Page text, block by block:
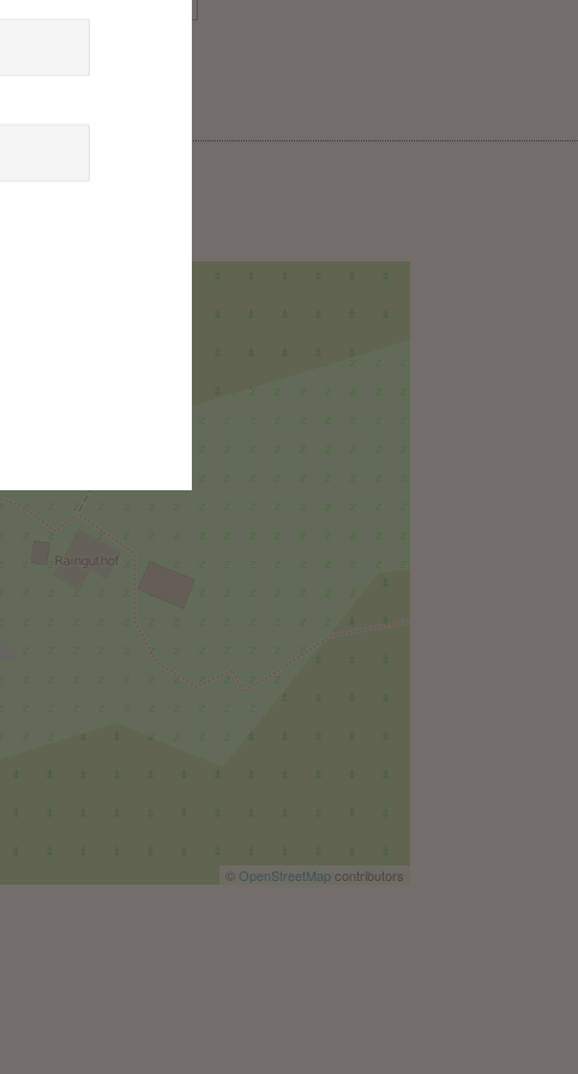
© OpenStreetMap contributors